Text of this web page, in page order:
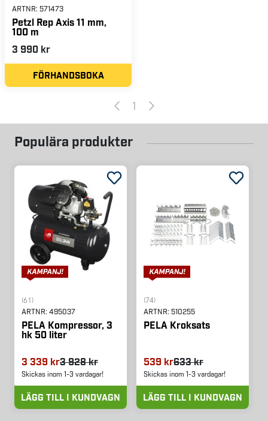
ARTNR: 571473
Petzl Rep Axis 11 mm,
100 m
3 990 kr
FÖRHANDSBOKA
1
Populära produkter
(61)
ARTNR: 495037
PELA Kompressor, 3
hk 50 liter
3 339 kr3 928 kr
Skickas inom 1-3 vardagar!
LÄGG TILL I KUNDVAGN
(74)
ARTNR: 510255
PELA Kroksats
539 kr633 kr
Skickas inom 1-3 vardagar!
LÄGG TILL I KUNDVAGN